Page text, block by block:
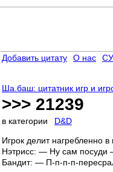
Ша.баш: цитатник игр и
>>> 21239
в категории
D&D
Игрок делит нагребленно в
Нэтрисс: — Ну сам посуди
Бандит: — П-п-п-п-
Добавить цитату О нас СУ